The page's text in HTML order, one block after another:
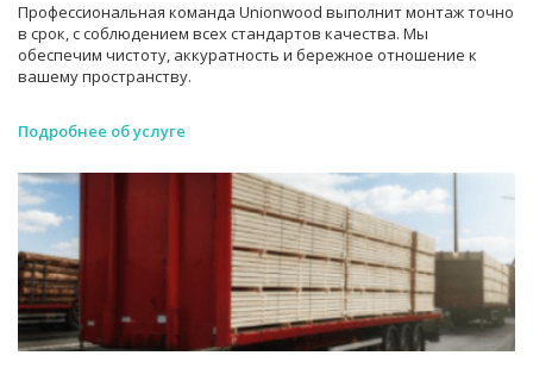
Профессиональная команда Unionwood выполнит монтаж точно
в срок, с соблюдением всех стандартов качества. Мы
обеспечим чистоту, аккуратность и бережное отношение к
вашему пространству.
Подробнее об услуге